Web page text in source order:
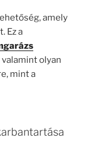
amely
Ez a
valamint olyan
mint a